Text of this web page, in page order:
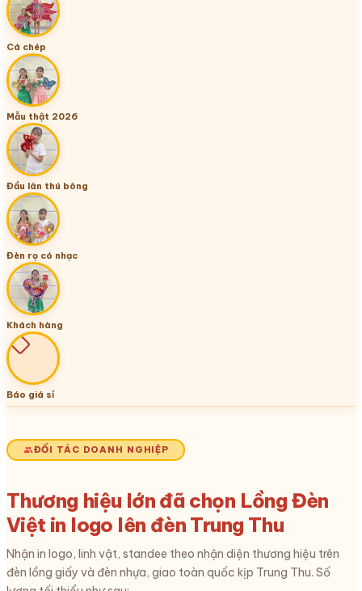
Cá chép
Mẫu thật 2026
Đầu lân thú bông
Đèn rọ có nhạc
Khách hàng
Báo giá sỉ
ĐỐI TÁC DOANH NGHIỆP
Thương hiệu lớn đã chọn Lồng Đèn
Việt in logo lên đèn Trung Thu
Nhận in logo, linh vật, standee theo nhận diện thương hiệu trên
đèn lồng giấy và đèn nhựa, giao toàn quốc kịp Trung Thu. Số